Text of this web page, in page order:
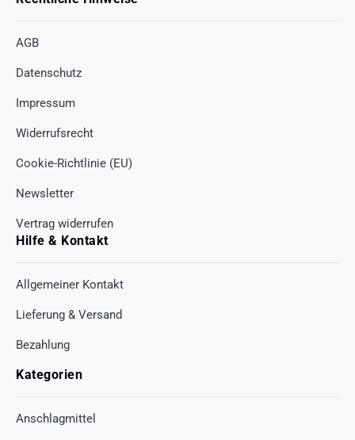
AGB
Datenschutz
Impressum
Widerrufsrecht
Cookie-Richtlinie (EU)
Newsletter
Vertrag widerrufen
Hilfe & Kontakt
Allgemeiner Kontakt
Lieferung & Versand
Bezahlung
Kategorien
Anschlagmittel